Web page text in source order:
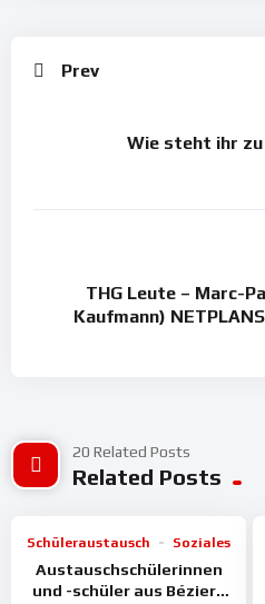
Prev
Wie steht ihr
THG Leute – Marc-
Kaufmann)
20 Related Posts
Related Posts
Schüleraustausch Soziales
Austauschschülerinnen
und -schüler aus Béziers